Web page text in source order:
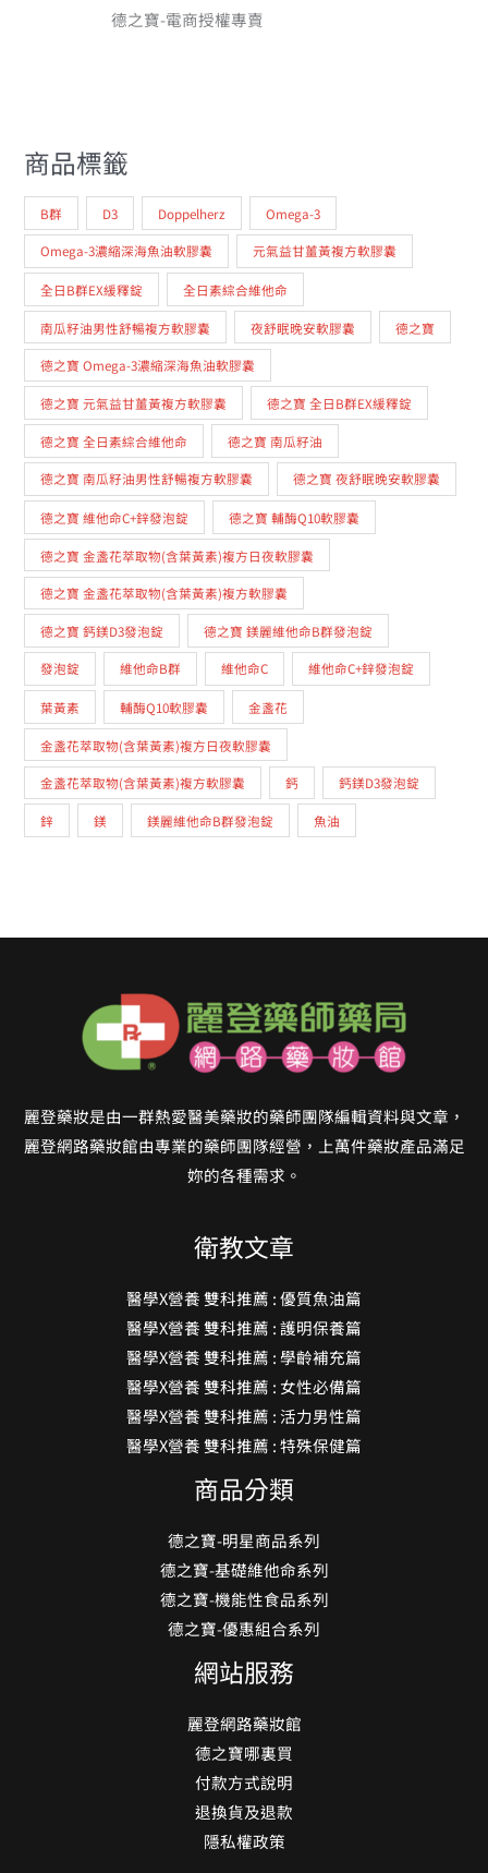
德之寶-電商授權專賣
商品標籤
B群 D3 Doppelherz Omega-3
Omega-3濃縮深海魚油軟膠囊 元氣益甘薑黃複方軟膠囊
全日B群EX緩釋錠 全日素綜合維他命
南瓜籽油男性舒暢複方軟膠囊 夜舒眠晚安軟膠囊 德之寶
德之寶 Omega-3濃縮深海魚油軟膠囊
德之寶 元氣益甘薑黃複方軟膠囊 德之寶 全日B群EX緩釋錠
德之寶 全日素綜合維他命 德之寶 南瓜籽油
德之寶 南瓜籽油男性舒暢複方軟膠囊 德之寶 夜舒眠晚安軟膠囊
德之寶 維他命C+鋅發泡錠 德之寶 輔酶Q10軟膠囊
德之寶 金盞花萃取物(含葉黃素)複方日夜軟膠囊
德之寶 金盞花萃取物(含葉黃素)複方軟膠囊
德之寶 鈣鎂D3發泡錠 德之寶 鎂麗維他命B群發泡錠
發泡錠 維他命B群 維他命C 維他命C+鋅發泡錠
葉黃素 輔酶Q10軟膠囊 金盞花
金盞花萃取物(含葉黃素)複方日夜軟膠囊
金盞花萃取物(含葉黃素)複方軟膠囊 鈣 鈣鎂D3發泡錠
鋅 鎂 鎂麗維他命B群發泡錠 魚油
麗登藥妝是由一群熱愛醫美藥妝的藥師團隊編輯資料與文章，
麗登網路藥妝館由專業的藥師團隊經營，上萬件藥妝產品滿足
妳的各種需求。
衛教文章
醫學X營養 雙科推薦 : 優質魚油篇
醫學X營養 雙科推薦 : 護明保養篇
醫學X營養 雙科推薦 : 學齡補充篇
醫學X營養 雙科推薦 : 女性必備篇
醫學X營養 雙科推薦 : 活力男性篇
醫學X營養 雙科推薦 : 特殊保健篇
商品分類
德之寶-明星商品系列
德之寶-基礎維他命系列
德之寶-機能性食品系列
德之寶-優惠組合系列
網站服務
麗登網路藥妝館
德之寶哪裏買
付款方式說明
退換貨及退款
隱私權政策